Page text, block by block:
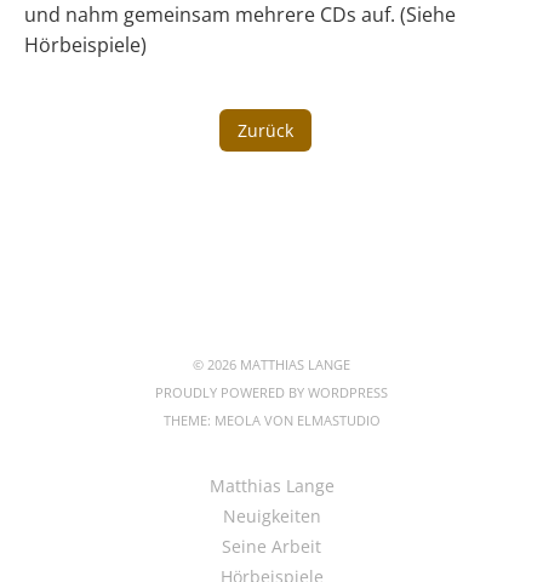
und nahm gemeinsam mehrere CDs auf. (Siehe
Hörbeispiele)
Zurück
© 2026 MATTHIAS LANGE
PROUDLY POWERED BY WORDPRESS
THEME: MEOLA VON ELMASTUDIO
Matthias Lange
Neuigkeiten
Seine Arbeit
Hörbeispiele